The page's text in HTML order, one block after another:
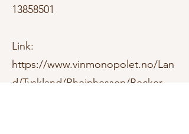
13858501
Link:
https://www.vinmonopolet.no/Lan
d/Tyskland/Rheinhessen/Becker-